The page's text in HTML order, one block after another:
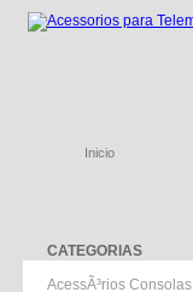
Inicio
CATEGORIAS
AcessÃ³rios Consolas